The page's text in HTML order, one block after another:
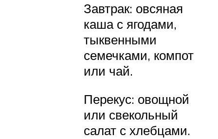
Завтрак: овсяная
каша с ягодами,
тыквенными
семечками, компот
или чай.
Перекус: овощной
или свекольный
салат с хлебцами.